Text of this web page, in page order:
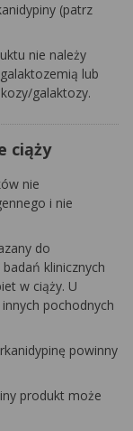
(patrz
nie należy
lub
galaktozy.
ciąży
nie
i nie
do
klinicznych
w ciąży. U
pochodnych
powinny
produkt może